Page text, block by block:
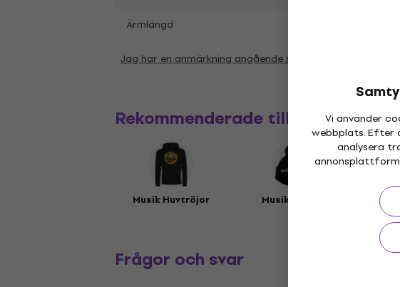
Vi använder
webbplats.
analysera
Ärmlängd
Jag har en anmärkning angående parametrarna
Rekommenderade tillbehör
Musik Huvtröjor Musikmössor
Frågor och svar